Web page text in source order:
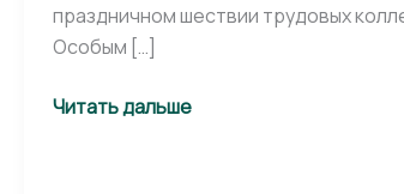
праздничном шествии трудовых
Особым […]
Читать дальше